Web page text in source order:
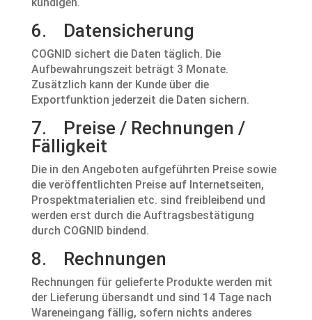
6. Datensicherung
COGNID sichert die Daten täglich. Die
Aufbewahrungszeit beträgt 3 Monate.
Zusätzlich kann der Kunde über die
Exportfunktion jederzeit die Daten sichern.
7. Preise / Rechnungen /
Fälligkeit
Die in den Angeboten aufgeführten Preise sowie
die veröffentlichten Preise auf Internetseiten,
Prospektmaterialien etc. sind freibleibend und
werden erst durch die Auftragsbestätigung
durch COGNID bindend.
8. Rechnungen
Rechnungen für gelieferte Produkte werden mit
der Lieferung übersandt und sind 14 Tage nach
Wareneingang fällig, sofern nichts anderes